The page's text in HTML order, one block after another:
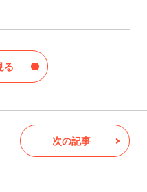
る
次の記事